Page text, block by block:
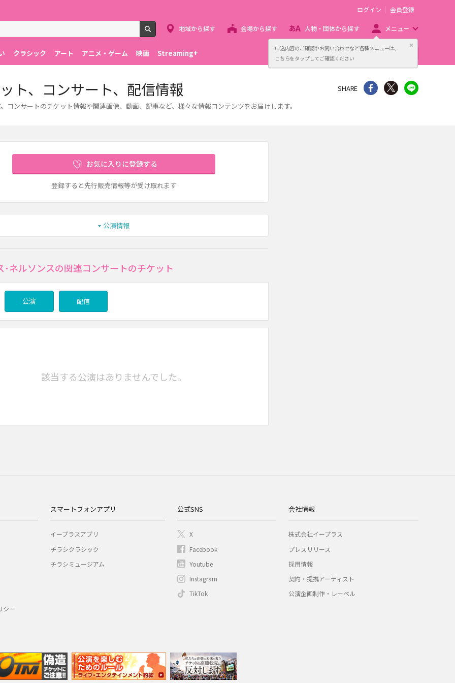
申込内容のご確認やお問い合わせなど各種メニューは、
こちらをタップしてご確認ください
閉じる
検索
ログイン 会員登録
地域から探す 会場から探す 人物・団体から探す メニュー
クラシック アート アニメ・ゲーム 映画 Streaming+ 主催者向け販売サービス
ト、コンサート、配信情報
ンサートのチケット情報や関連画像、動画、記事など、様々な情報コンテンツをお届けします。
SHARE シェア Twitter
お気に入りに登録する
登録すると先行販売情報等が受け取れます
公演情報
･ネルソンスの関連コンサートのチケット
公演 配信
該当する公演はありませんでした。
シー
スマートフォンアプリ
イープラスアプリ
チラシクラシック
チラシミュージアム
公式SNS
X
Facebook
Youtube
Instagram
TikTok
会社情報
株式会社イープラス
プレスリリース
採用情報
契約・提携アーティスト
公演企画制作・レーベル